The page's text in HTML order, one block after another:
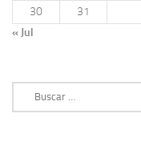
30
31
« Jul